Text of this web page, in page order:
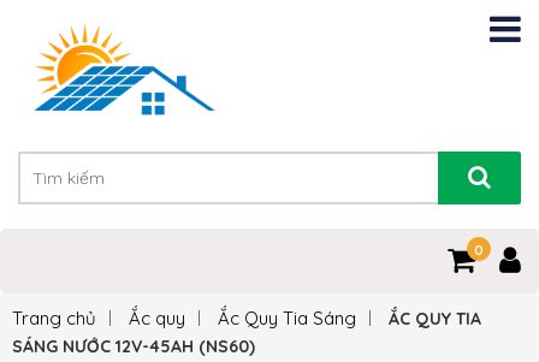
0
Trang chủ Ắc quy Ắc Quy Tia Sáng
ẮC QUY TIA
SÁNG NƯỚC 12V-45AH (NS60)